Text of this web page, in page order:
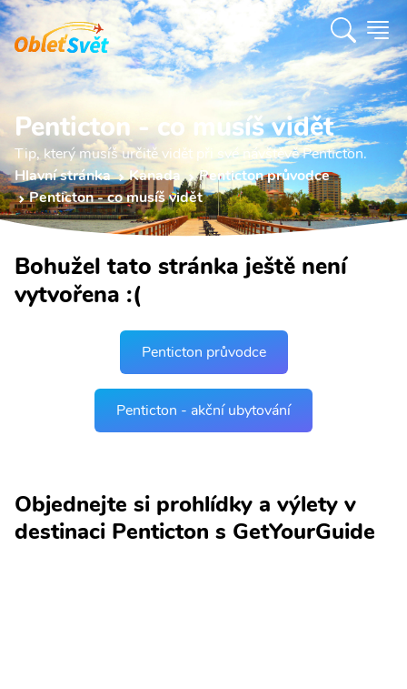
Penticton - co musíš vidět
Tip, který musíš určitě vidět při své návštěvě Penticton.
Hlavní stránka
Kanada
Penticton průvodce
Penticton - co musíš vidět
Bohužel tato stránka ještě není
vytvořena :(
Penticton průvodce
Penticton - akční ubytování
Objednejte si prohlídky a výlety v
destinaci Penticton s GetYourGuide